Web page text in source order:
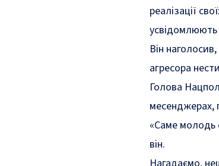
реалізації
усвідомлюють
Він
агресора
Голова
месенджерах,
«Саме молодь
він.